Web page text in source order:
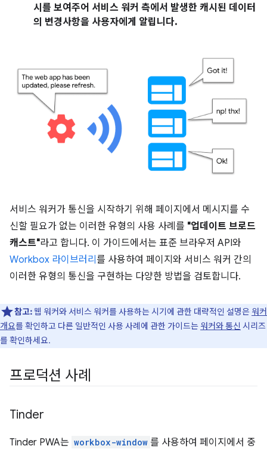
시를 보여주어 서비스 워커 측에서 발생한 캐시된 데이터
의 변경사항을 사용자에게 알립니다.
서비스 워커가 통신을 시작하기 위해 페이지에서 메시지를 수
신할 필요가 없는 이러한 유형의 사용 사례를 "업데이트 브로드
캐스트"라고 합니다. 이 가이드에서는 표준 브라우저 API와
Workbox 라이브러리 를 사용하여 페이지와 서비스 워커 간의
이러한 유형의 통신을 구현하는 다양한 방법을 검토합니다.
참고:웹 워커와 서비스 워커를 사용하는 시기에 관한 대략적인 설명은 워커
개요를 확인하고 다른 일반적인 사용 사례에 관한 가이드는 워커와 통신 시리즈
를 확인하세요.
프로덕션 사례
Tinder
Tinder PWA는 workbox-window 를 사용하여 페이지에서 중